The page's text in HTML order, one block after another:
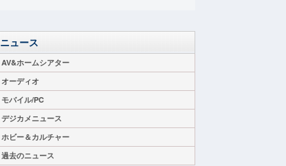
ニュース
AV&ホームシアター
オーディオ
モバイル/PC
デジカメニュース
ホビー＆カルチャー
過去のニュース